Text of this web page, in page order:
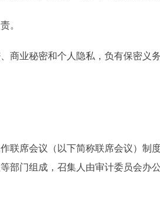
。
业秘密和个人隐私，负有保密义务
席会议（以下简称联席会议）制
部门组成，召集人由审计委员会办